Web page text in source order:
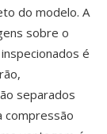
do modelo. A
sobre o
é
separados
compressão